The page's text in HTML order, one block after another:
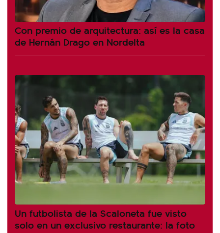
Con premio de arquitectura: así es la casa
de Hernán Drago en Nordelta
Un futbolista de la Scaloneta fue visto
solo en un exclusivo restaurante: la foto